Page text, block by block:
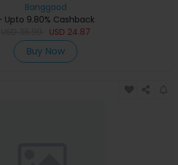
حزام ا
Banggood
Upto 9.80% Cashback
USD 24.87
Buy Now